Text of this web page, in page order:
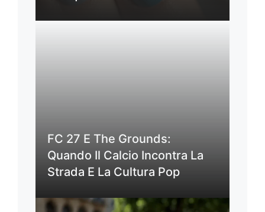
FC 27 E The Grounds:
Quando Il Calcio Incontra La
Strada E La Cultura Pop